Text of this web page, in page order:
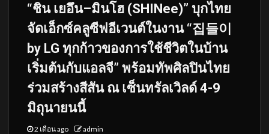
“ชิน เยอึน–มินโฮ (SHINee)” บุกไทย
จัดเอ็กซ์คลูซีฟอีเวนต์ในงาน “집들이
by LG ทุกก้าวของการใช้ชีวิตในบ้าน
เริ่มต้นกับแอลจี” พร้อมทัพศิลปินไทย
ร่วมสร้างสีสัน ณ เซ็นทรัลเวิลด์ 4-9
มิถุนายนนี้
2 เดือน ago admin